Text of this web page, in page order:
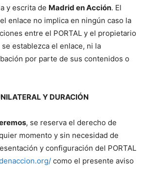
y escrita de Madrid en Acción. El
enlace no implica en ningún caso la
entre el PORTAL y el propietario
establezca el enlace, ni la
por parte de sus contenidos o
Y DURACIÓN
, se reserva el derecho de
momento y sin necesidad de
y configuración del PORTAL
como el presente aviso